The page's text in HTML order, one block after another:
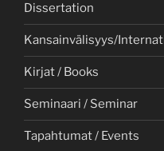
Dissertation
Kansainvälisyys/
Kirjat / Books
Seminaari / Seminar
Tapahtumat / Events